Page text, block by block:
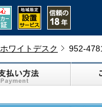
ホワイトデスク 952-